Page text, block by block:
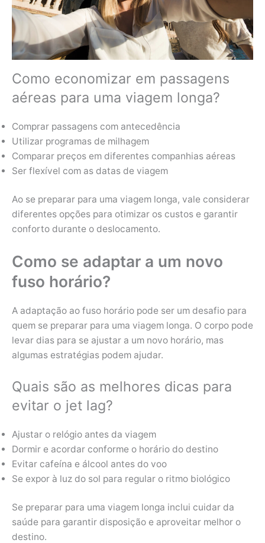
Como economizar em passagens
aéreas para uma viagem longa?
Comprar passagens com antecedência
Utilizar programas de milhagem
Comparar preços em diferentes companhias aéreas
Ser flexível com as datas de viagem
Ao se preparar para uma viagem longa, vale considerar
diferentes opções para otimizar os custos e garantir
conforto durante o deslocamento.
Como se adaptar a um novo
fuso horário?
A adaptação ao fuso horário pode ser um desafio para
quem se preparar para uma viagem longa. O corpo pode
levar dias para se ajustar a um novo horário, mas
algumas estratégias podem ajudar.
Quais são as melhores dicas para
evitar o jet lag?
Ajustar o relógio antes da viagem
Dormir e acordar conforme o horário do destino
Evitar cafeína e álcool antes do voo
Se expor à luz do sol para regular o ritmo biológico
Se preparar para uma viagem longa inclui cuidar da
saúde para garantir disposição e aproveitar melhor o
destino.